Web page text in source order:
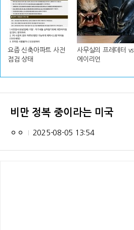
요즘 신축아파트 사전
점검 상태
사무실의 프레데터 vs
에이리언
비만 정복 중이라는 미국
ㅇㅇ 2025-08-05 13:54